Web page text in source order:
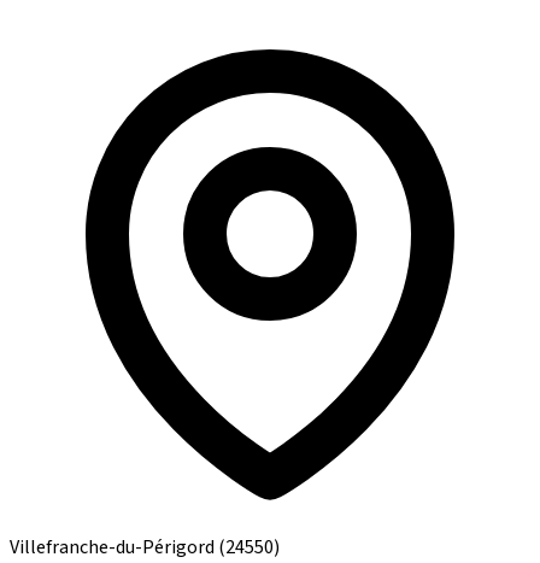
Villefranche-du-Périgord (24550)